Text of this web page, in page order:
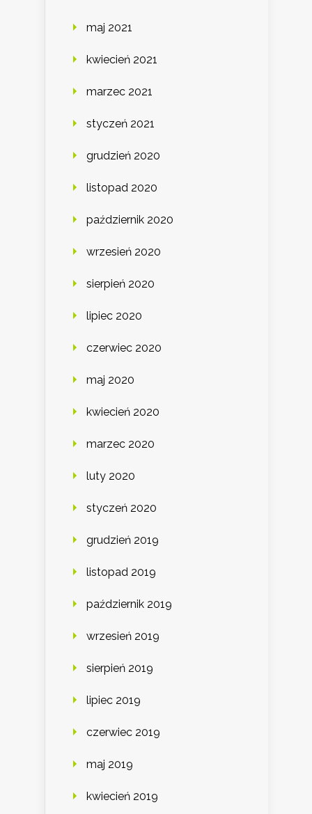
maj 2021
kwiecień 2021
marzec 2021
styczeń 2021
grudzień 2020
listopad 2020
październik 2020
wrzesień 2020
sierpień 2020
lipiec 2020
czerwiec 2020
maj 2020
kwiecień 2020
marzec 2020
luty 2020
styczeń 2020
grudzień 2019
listopad 2019
październik 2019
wrzesień 2019
sierpień 2019
lipiec 2019
czerwiec 2019
maj 2019
kwiecień 2019